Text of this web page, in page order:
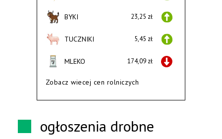
BYKI 23,25 zł
TUCZNIKI 5,45 zł
MLEKO 174,09 zł
Zobacz wiecej cen rolniczych
ogłoszenia drobne